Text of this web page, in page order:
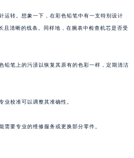
运转。想象一下，在彩色铅笔中有一支特别设计
清晰的线条。同样地，在腕表中检查机芯是否受
铅笔上的污渍以恢复其原有的色彩一样，定期清洁
业校准可以调整其准确性。
需要专业的维修服务或更换部分零件。